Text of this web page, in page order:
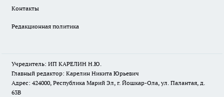
Контакты
Редакционная политика
Учредитель: ИП КАРЕЛИН Н.Ю.
Главный редактор: Карелин Никита Юрьевич
Адрес: 424000, Республика Марий Эл, г. Йошкар-Ола, ул. Палантая, д.
63В